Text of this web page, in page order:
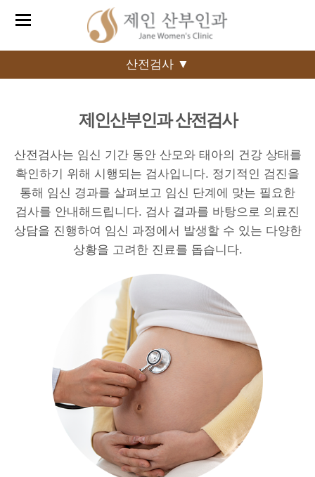
산전검사 ▼
제인산부인과 산전검사
산전검사는 임신 기간 동안 산모와 태아의 건강 상태를
확인하기 위해 시행되는 검사입니다. 정기적인 검진을
통해 임신 경과를 살펴보고 임신 단계에 맞는 필요한
검사를 안내해드립니다. 검사 결과를 바탕으로 의료진
상담을 진행하여 임신 과정에서 발생할 수 있는 다양한
상황을 고려한 진료를 돕습니다.